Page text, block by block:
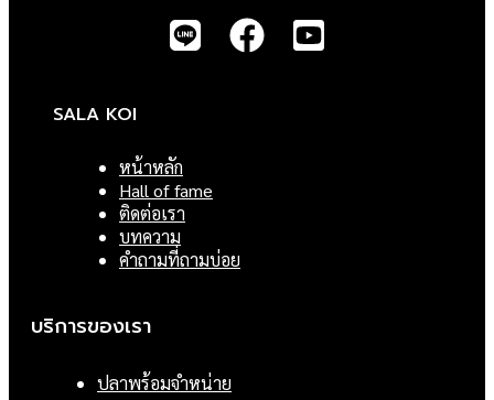
SALA KOI
หน้าหลัก
Hall of fame
ติดต่อเรา
บทความ
คำถามที่ถามบ่อย
บริการของเรา
ปลาพร้อมจำหน่าย